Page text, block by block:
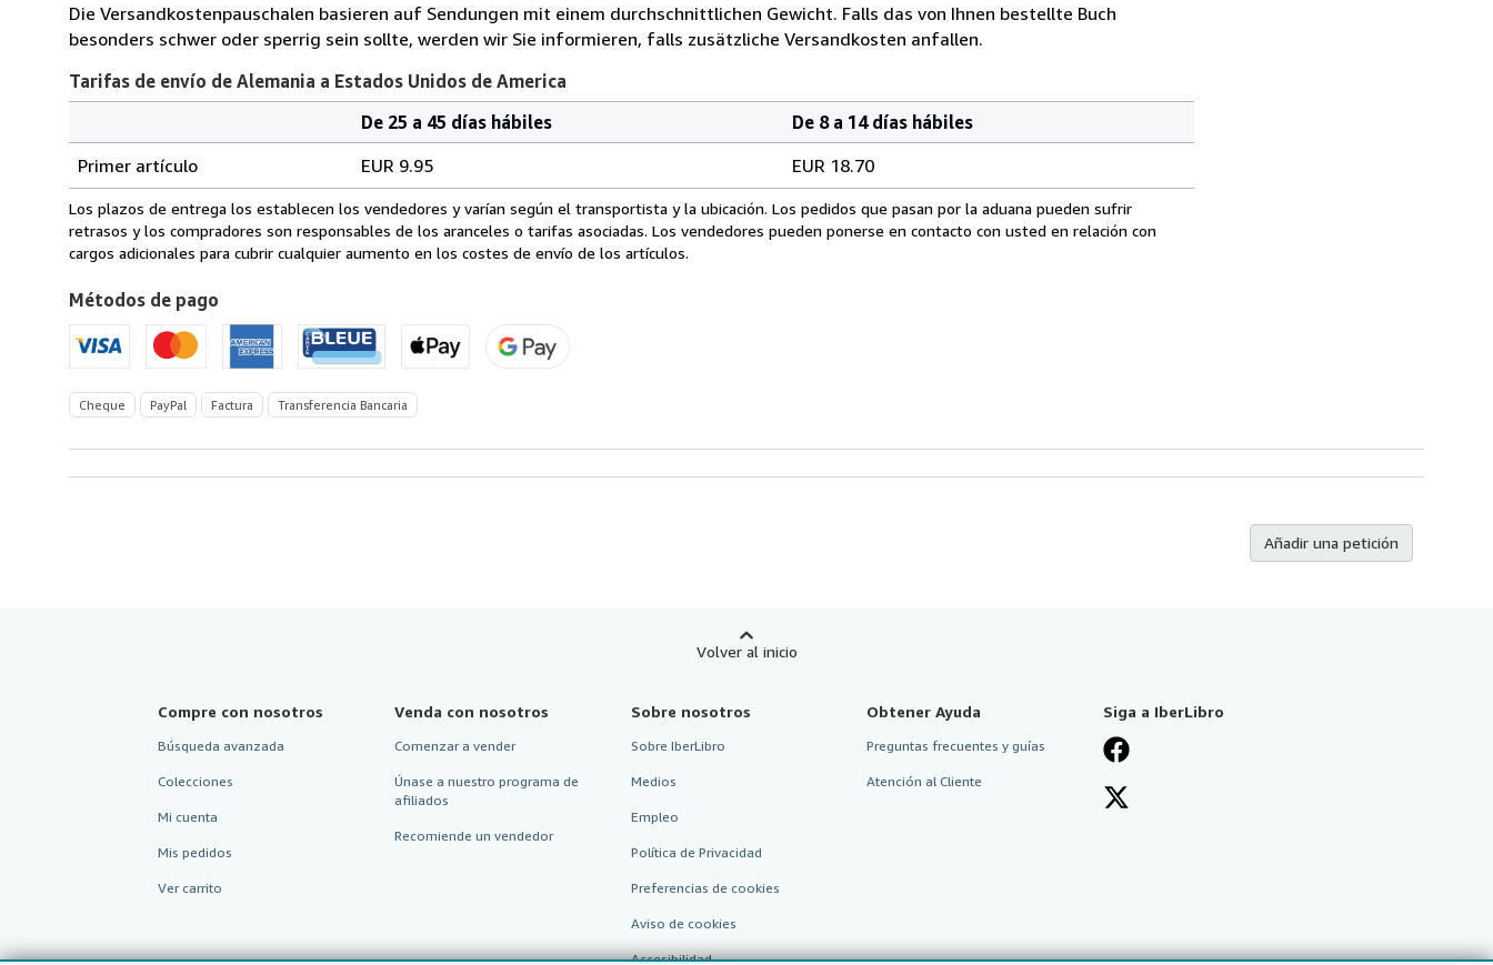
Die Versandkostenpauschalen basieren auf Sendungen mit einem durchschnittlichen Gewicht. Falls das von Ihnen bestellte Buch
besonders schwer oder sperrig sein sollte, werden wir Sie informieren, falls zusätzliche Versandkosten anfallen.
Tarifas de envío de Alemania a Estados Unidos de America
de
envío
de
Alemania
Estados
Unidos
de
America
pedido
De 25 a 45 días hábiles
De 8 a 14 días hábiles
Primer artículo
EUR 9.95 EUR 18.70
Los plazos de entrega los establecen los vendedores y varían según el transportista y la ubicación. Los pedidos que pasan por la aduana pueden sufrir
retrasos y los compradores son responsables de los aranceles o tarifas asociadas. Los vendedores pueden ponerse en contacto con usted en relación con
cargos adicionales para cubrir cualquier aumento en los costes de envío de los artículos.
Métodos de pago
Cheque PayPal Factura Transferencia Bancaria
Añadir una petición
Volver al inicio
Compre con nosotros
Búsqueda avanzada
Colecciones
Mi cuenta
Mis pedidos
Ver carrito
Venda con nosotros
Comenzar a vender
Únase a nuestro programa de
afiliados
Recomiende un vendedor
Sobre nosotros
Sobre IberLibro
Medios
Empleo
Política de Privacidad
Preferencias de cookies
Aviso de cookies
Accesibilidad
Obtener Ayuda
Preguntas frecuentes y guías
Atención al Cliente
Siga a IberLibro